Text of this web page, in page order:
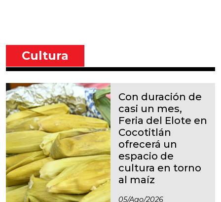
Cultura
Con duración de
casi un mes,
Feria del Elote en
Cocotitlán
ofrecerá un
espacio de
cultura en torno
al maíz
05/ago/2026